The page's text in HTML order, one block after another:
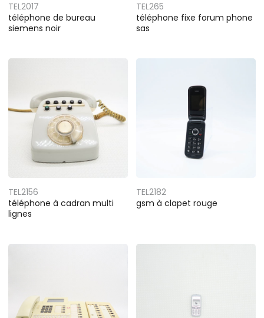
TEL2017
téléphone de bureau
siemens noir
TEL265
téléphone fixe forum phone
sas
TEL2156
téléphone à cadran multi
lignes
TEL2182
gsm à clapet rouge